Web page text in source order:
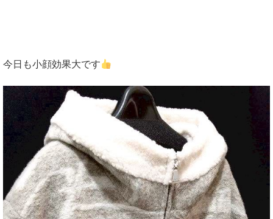
今日も小顔効果大です